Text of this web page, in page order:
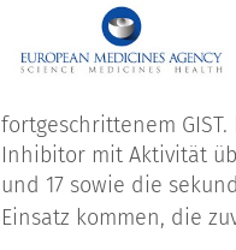
fortgeschrittenem
Inhibitor mit Aktivität
und 17 sowie die
Einsatz kommen, die